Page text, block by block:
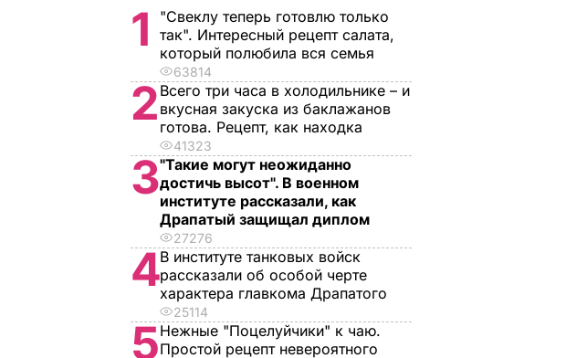
1
"Свеклу теперь готовлю только
так". Интересный рецепт салата,
который полюбила вся семья
63814
2 Всего три часа в холодильнике – и
вкусная закуска из баклажанов
готова. Рецепт, как находка
41323
3"Такие могут неожиданно
достичь высот". В военном
институте рассказали, как
Драпатый защищал диплом
27276
4В институте танковых войск
рассказали об особой черте
характера главкома Драпатого
25114
5Нежные "Поцелуйчики" к чаю.
Простой рецепт невероятного